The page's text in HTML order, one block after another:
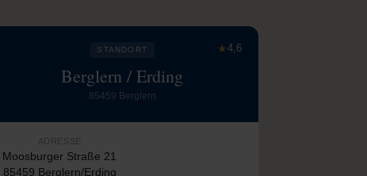
★4,6
STANDORT
Berglern / Erding
85459 Berglern
ADRESSE
Moosburger Straße 21
85459 Berglern/Erding